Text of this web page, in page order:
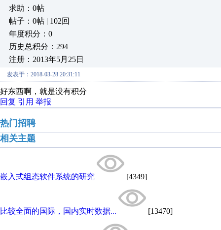
求助：0帖
帖子：0帖 | 102回
年度积分：0
历史总积分：294
注册：2013年5月25日
发表于：2018-03-28 20:31:11
好东西啊，就是没有积分
回复 引用 举报
热门招聘
相关主题
嵌入式组态软件系统的研究 [4349]
比较全面的国际，国内实时数据... [13470]